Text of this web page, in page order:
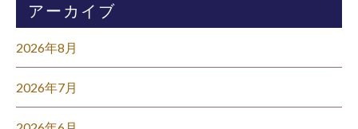
アーカイブ
2026年8月
2026年7月